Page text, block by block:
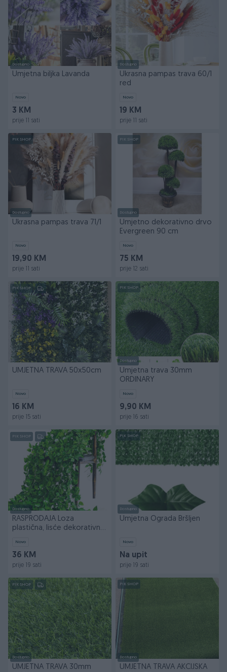
Dostupno
Umjetna biljka Lavanda
Novo
3 KM
prije 11 sati
Dostupno
Ukrasna pampas trava 60/1
red
Novo
19 KM
prije 11 sati
PIK SHOP
Dostupno
Ukrasna pampas trava 71/1
Novo
19,90 KM
prije 11 sati
PIK SHOP
Dostupno
Umjetno dekorativno drvo
Evergreen 90 cm
Novo
75 KM
prije 12 sati
PIK SHOP
UMJETNA TRAVA 50x50cm
Novo
16 KM
prije 15 sati
PIK SHOP
Dostupno
Umjetna trava 30mm
ORDINARY
Novo
9,90 KM
prije 16 sati
PIK SHOP
Dostupno
RASPRODAJA Loza
plastična, lisće dekorativno
Novo
36 KM
prije 19 sati
PIK SHOP
Dostupno
Umjetna Ograda Bršljen
Novo
Na upit
prije 19 sati
PIK SHOP
Dostupno
UMJETNA TRAVA 30mm
PIK SHOP
Dostupno
UMJETNA TRAVA AKCIJSKA